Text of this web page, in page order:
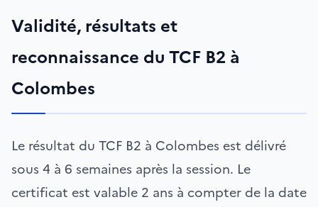
Validité, résultats et
reconnaissance du TCF B2 à
Colombes
Le résultat du TCF B2 à Colombes est délivré
sous 4 à 6 semaines après la session. Le
certificat est valable 2 ans à compter de la date